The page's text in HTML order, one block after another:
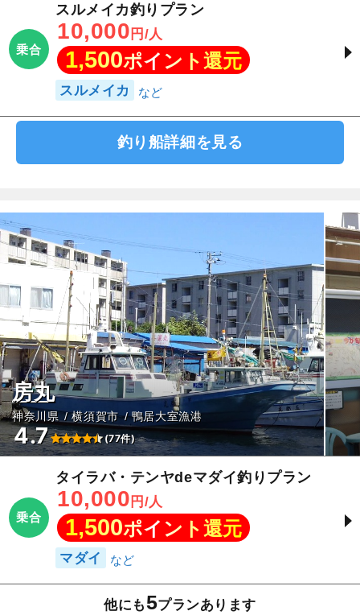
乗合
スルメイカ釣りプラン
10,000 円/人
1,500ポイント還元
スルメイカ
釣り船詳細を見る
房丸
神奈川県 横須賀市 鴨居大室漁港
4.7 (77件)
乗合
タイラバ・テンヤdeマダイ釣りプラン
10,000 円/人
1,500ポイント還元
マダイ
他にも5プランあります